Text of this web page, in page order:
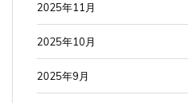
2025年11月
2025年10月
2025年9月